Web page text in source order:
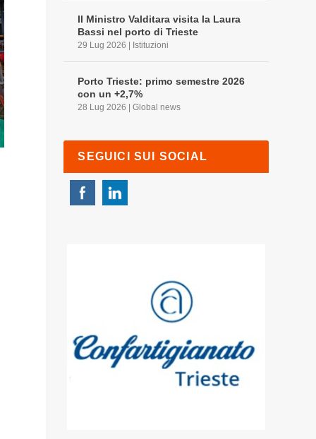
Il Ministro Valditara visita la Laura
Bassi nel porto di Trieste
29 Lug 2026 Istituzioni
Porto Trieste: primo semestre 2026
con un +2,7%
28 Lug 2026 |Global news
SEGUICI SUI SOCIAL